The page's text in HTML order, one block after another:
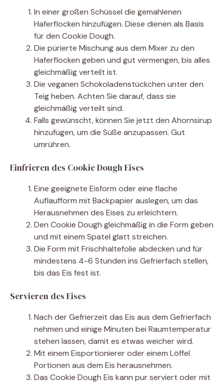
In einer großen Schüssel die gemahlenen
Haferflocken hinzufügen. Diese dienen als Basis
für den Cookie Dough.
Die pürierte Mischung aus dem Mixer zu den
Haferflocken geben und gut vermengen, bis alles
gleichmäßig verteilt ist.
Die veganen Schokoladenstückchen unter den
Teig heben. Achten Sie darauf, dass sie
gleichmäßig verteilt sind.
Falls gewünscht, können Sie jetzt den Ahornsirup
hinzufügen, um die Süße anzupassen. Gut
umrühren.
Einfrieren des Cookie Dough Eises
Eine geeignete Eisform oder eine flache
Auflaufform mit Backpapier auslegen, um das
Herausnehmen des Eises zu erleichtern.
Den Cookie Dough gleichmäßig in die Form geben
und mit einem Spatel glatt streichen.
Die Form mit Frischhaltefolie abdecken und für
mindestens 4-6 Stunden ins Gefrierfach stellen,
bis das Eis fest ist.
Servieren des Eises
Nach der Gefrierzeit das Eis aus dem Gefrierfach
nehmen und einige Minuten bei Raumtemperatur
stehen lassen, damit es etwas weicher wird.
Mit einem Eisportionierer oder einem Löffel
Portionen aus dem Eis herausnehmen.
Das Cookie Dough Eis kann pur serviert oder mit